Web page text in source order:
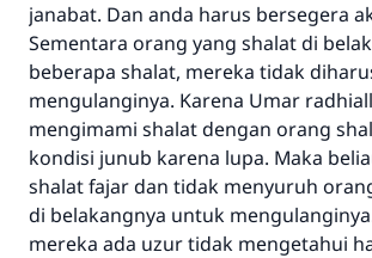
janabat. Dan anda harus bersegera
Sementara orang yang shalat di
beberapa shalat, mereka tidak
mengulanginya. Karena Umar
mengimami shalat dengan orang
kondisi junub karena lupa. Maka
shalat fajar dan tidak menyuruh
di belakangnya untuk
mereka ada uzur tidak mengetahui